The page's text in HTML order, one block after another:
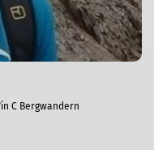
C Bergwandern